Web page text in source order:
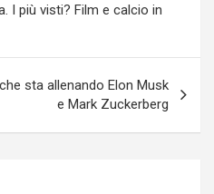
I più visti? Film e calcio in
sta allenando Elon Musk
e Mark Zuckerberg